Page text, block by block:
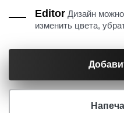
Editor Дизайн
изменить цвета,